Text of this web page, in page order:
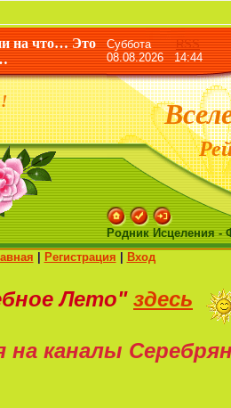
на что… Это
СубботаRSS
08.08.2026 14:44
Рейки
Родник Исцеления -
Регистрация Вход
Лето" здесь
на каналы